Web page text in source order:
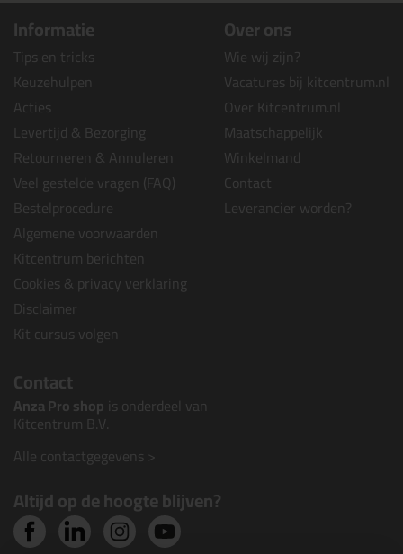
Informatie
Tips en tricks
Keuzehulpen
Acties
Levertijd & Bezorging
Retourneren & Annuleren
Veel gestelde vragen (FAQ)
Bestelprocedure
Algemene voorwaarden
Kitcentrum berichten
Cookies & privacy verklaring
Disclaimer
Kit cursus volgen
Over ons
Wie wij zijn?
Vacatures bij kitcentrum.nl
Over Kitcentrum.nl
Maatschappelijk
Winkelmand
Contact
Leverancier worden?
Contact
Anza Pro shop is onderdeel van
Kitcentrum B.V.
Alle contactgegevens >
Altijd op de hoogte blijven?